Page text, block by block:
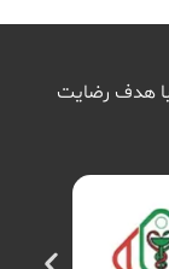
با هدف رضایت